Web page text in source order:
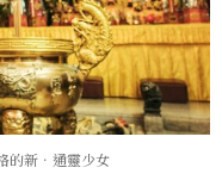
的新．通靈少女